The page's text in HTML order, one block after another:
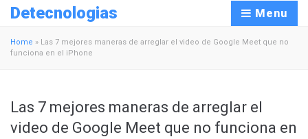
Detecnologias Menu
Home » Las 7 mejores maneras de arreglar el video de Google Meet que no
funciona en el iPhone
Las 7 mejores maneras de arreglar el
video de Google Meet que no funciona en